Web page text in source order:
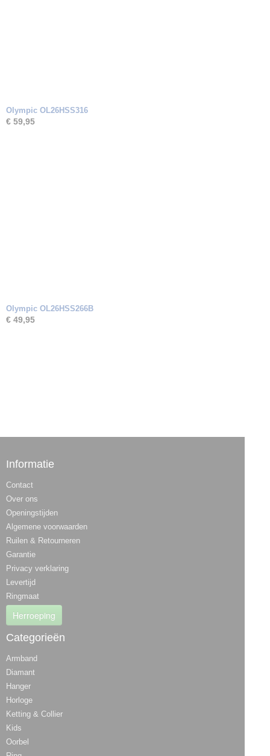
Olympic OL26HSS316
€ 59,95
Olympic OL26HSS266B
€ 49,95
Informatie
Contact
Over ons
Openingstijden
Algemene voorwaarden
Ruilen & Retourneren
Garantie
Privacy verklaring
Levertijd
Ringmaat
Herroeping
Categorieën
Armband
Diamant
Hanger
Horloge
Ketting & Collier
Kids
Oorbel